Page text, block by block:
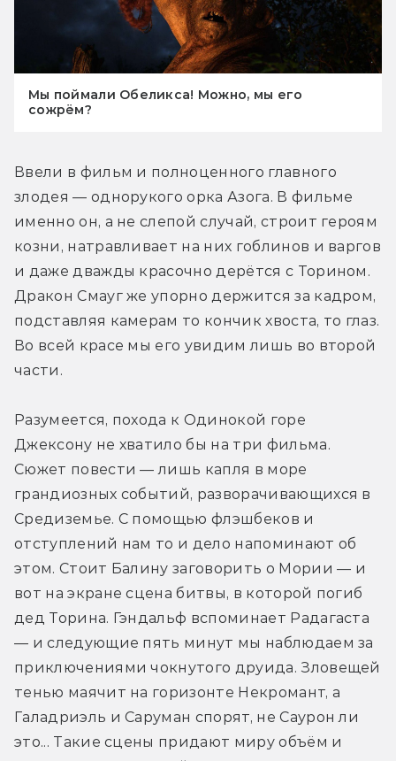
Мы поймали Обеликса! Можно, мы его
сожрём?
Ввели в фильм и полноценного главного
злодея — однорукого орка Азога. В фильме
именно он, а не слепой случай, строит героям
козни, натравливает на них гоблинов и варгов
и даже дважды красочно дерётся с Торином.
Дракон Смауг же упорно держится за кадром,
подставляя камерам то кончик хвоста, то глаз.
Во всей красе мы его увидим лишь во второй
части.
Разумеется, похода к Одинокой горе
Джексону не хватило бы на три фильма.
Сюжет повести — лишь капля в море
грандиозных событий, разворачивающихся в
Средиземье. С помощью флэшбеков и
отступлений нам то и дело напоминают об
этом. Стоит Балину заговорить о Мории — и
вот на экране сцена битвы, в которой погиб
дед Торина. Гэндальф вспоминает Радагаста
— и следующие пять минут мы наблюдаем за
приключениями чокнутого друида. Зловещей
тенью маячит на горизонте Некромант, а
Галадриэль и Саруман спорят, не Саурон ли
это... Такие сцены придают миру объём и